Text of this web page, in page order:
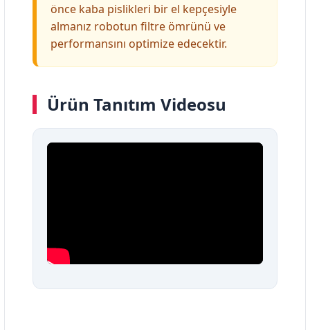
önce kaba pislikleri bir el kepçesiyle
almanız robotun filtre ömrünü ve
performansını optimize edecektir.
Ürün Tanıtım Videosu